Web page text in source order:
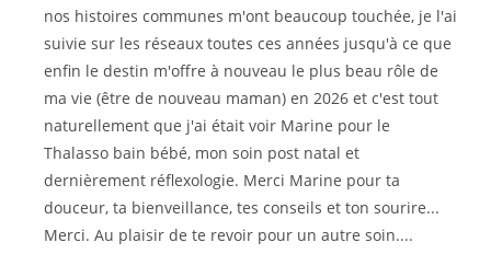
nos histoires communes m'ont beaucoup touchée, je l'ai
suivie sur les réseaux toutes ces années jusqu'à ce que
enfin le destin m'offre à nouveau le plus beau rôle de
ma vie (être de nouveau maman) en 2026 et c'est tout
naturellement que j'ai était voir Marine pour le
Thalasso bain bébé, mon soin post natal et
dernièrement réflexologie. Merci Marine pour ta
douceur, ta bienveillance, tes conseils et ton sourire...
Merci. Au plaisir de te revoir pour un autre soin....